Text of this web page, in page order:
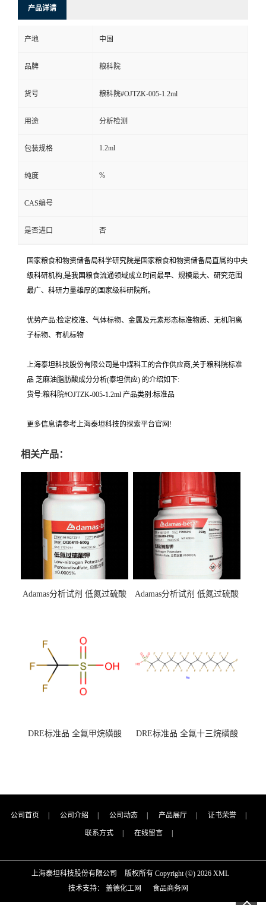
产品详请
产地 中国
品牌 粮科院
货号 粮科院#OJTZK-005-1.2ml
用途 分析检测
包装规格 1.2ml
纯度 %
CAS编号
是否进口 否
国家粮食和物资储备局科学研究院是国家粮食和物资储备局直属的中央
级科研机构,是我国粮食流通领域成立时间最早、规模最大、研究范围
最广、科研力量雄厚的国家级科研院所。
优势产品:检定校准、气体标物、金属及元素形态标准物质、无机阴离
子标物、有机标物
上海泰坦科技股份有限公司是中煤科工的合作供应商,关于粮科院标准
品 芝麻油脂肪酸成分分析(泰坦供应) 的介绍如下:
货号:粮科院#OJTZK-005-1.2ml 产品类别:标准品
更多信息请参考上海泰坦科技的探索平台官网!
相关产品：
Adamas分析试剂 低氮过硫酸
（泰坦现货供应）
Adamas分析试剂 低氮过硫酸
DRE标准品 全氟甲烷磺酸
DRE标准品 全氟十三烷磺酸
公司首页 公司介绍 公司动态 产品展厅 证书荣誉
联系方式 在线留言
上海泰坦科技股份有限公司 版权所有 Copyright (©) 2026 XML
技术支持： 盖德化工网 食品商务网